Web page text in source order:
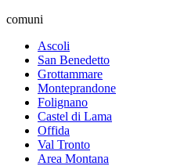
comuni
Ascoli
San Benedetto
Grottammare
Monteprandone
Folignano
Castel di Lama
Offida
Val Tronto
Area Montana